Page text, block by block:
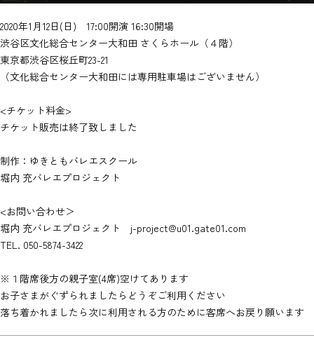
2020年1月12日(日) 17:00開演 16:30開場
渋谷区文化総合センター大和田 さくらホール （４階）
東京都渋谷区桜丘町23-21
（文化総合センター大和田には専用駐車場はございません）
<チケット料金>
チケット販売は終了致しました
制作：ゆきともバレエスクール
堀内 充バレエプロジェクト
<お問い合わせ＞
堀内 充バレエプロジェクト j-project@u01.gate01.com
TEL. 050-5874-3422
※１階席後方の親子室(4席)空けてあります
お子さまがぐずられましたらどうぞご利用ください
落ち着かれましたら次に利用される方のために客席へお戻り願います